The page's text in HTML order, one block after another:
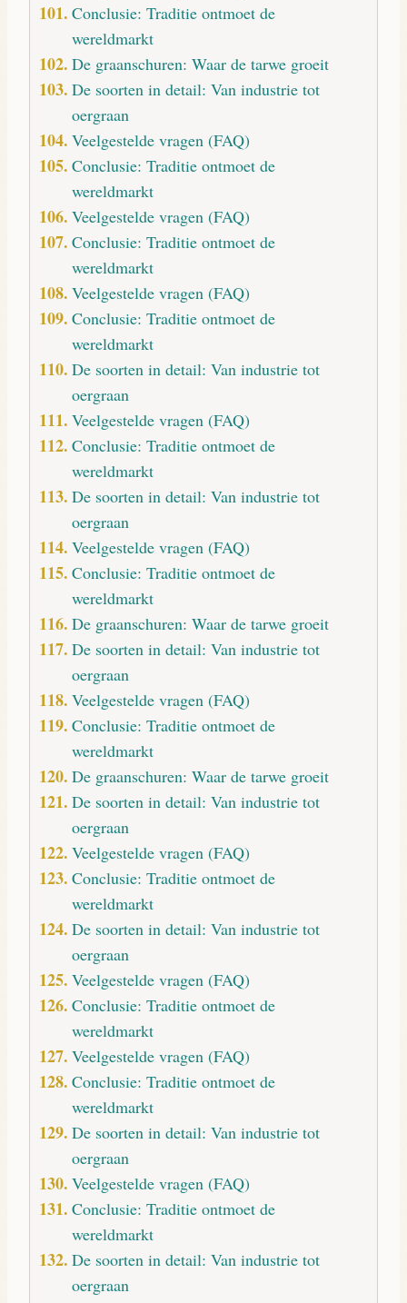
Conclusie: Traditie ontmoet de
wereldmarkt
De graanschuren: Waar de tarwe groeit
De soorten in detail: Van industrie tot
oergraan
Veelgestelde vragen (FAQ)
Conclusie: Traditie ontmoet de
wereldmarkt
Veelgestelde vragen (FAQ)
Conclusie: Traditie ontmoet de
wereldmarkt
Veelgestelde vragen (FAQ)
Conclusie: Traditie ontmoet de
wereldmarkt
De soorten in detail: Van industrie tot
oergraan
Veelgestelde vragen (FAQ)
Conclusie: Traditie ontmoet de
wereldmarkt
De soorten in detail: Van industrie tot
oergraan
Veelgestelde vragen (FAQ)
Conclusie: Traditie ontmoet de
wereldmarkt
De graanschuren: Waar de tarwe groeit
De soorten in detail: Van industrie tot
oergraan
Veelgestelde vragen (FAQ)
Conclusie: Traditie ontmoet de
wereldmarkt
De graanschuren: Waar de tarwe groeit
De soorten in detail: Van industrie tot
oergraan
Veelgestelde vragen (FAQ)
Conclusie: Traditie ontmoet de
wereldmarkt
De soorten in detail: Van industrie tot
oergraan
Veelgestelde vragen (FAQ)
Conclusie: Traditie ontmoet de
wereldmarkt
Veelgestelde vragen (FAQ)
Conclusie: Traditie ontmoet de
wereldmarkt
De soorten in detail: Van industrie tot
oergraan
Veelgestelde vragen (FAQ)
Conclusie: Traditie ontmoet de
wereldmarkt
De soorten in detail: Van industrie tot
oergraan